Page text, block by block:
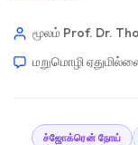
மூலம் Prof. Dr.
மறுமொழி
ச்ஜோக்ரென் நோய்